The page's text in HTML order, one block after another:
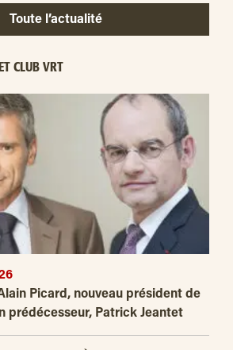
Toute l’actualité
CLUB VRT
Picard, nouveau président de
prédécesseur, Patrick Jeantet